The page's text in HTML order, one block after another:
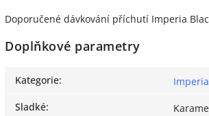
Doporučené dávkování příchutí Imperia
Doplňkové parametry
Kategorie:
Imperia
Sladké: